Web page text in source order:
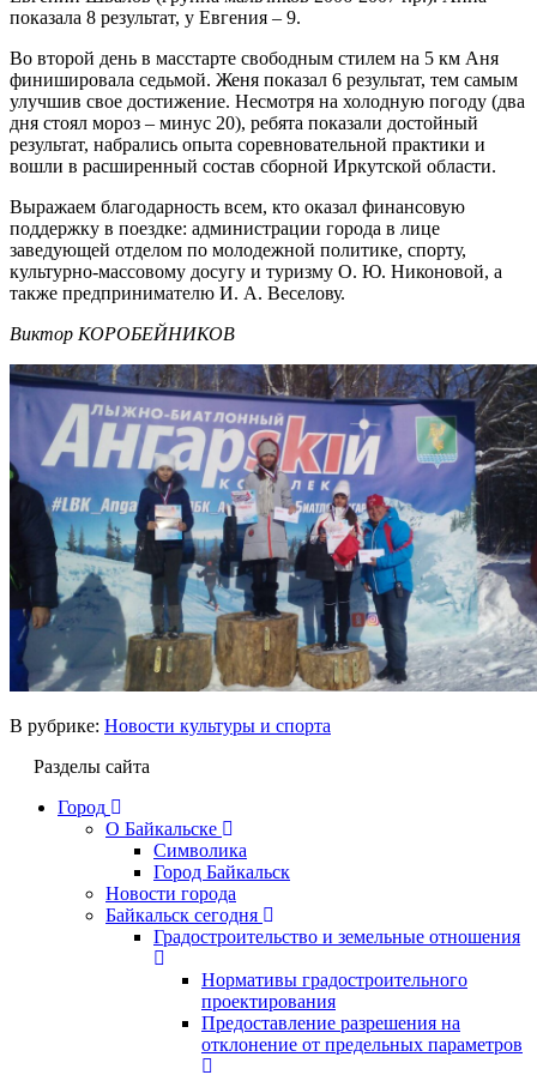
показала 8 результат, у Евгения – 9.
Во второй день в масстарте свободным стилем на 5 км Аня
финишировала седьмой. Женя показал 6 результат, тем самым
улучшив свое достижение. Несмотря на холодную погоду (два
дня стоял мороз – минус 20), ребята показали достойный
результат, набрались опыта соревновательной практики и
вошли в расширенный состав сборной Иркутской области.
Выражаем благодарность всем, кто оказал финансовую
поддержку в поездке: администрации города в лице
заведующей отделом по молодежной политике, спорту,
культурно-массовому досугу и туризму О. Ю. Никоновой, а
также предпринимателю И. А. Веселову.
Виктор КОРОБЕЙНИКОВ
В рубрике: Новости культуры и спорта
Разделы сайта
Город
О Байкальске
Символика
Город Байкальск
Новости города
Байкальск сегодня
Градостроительство и земельные отношения
Нормативы градостроительного
проектирования
Предоставление разрешения на
отклонение от предельных параметров